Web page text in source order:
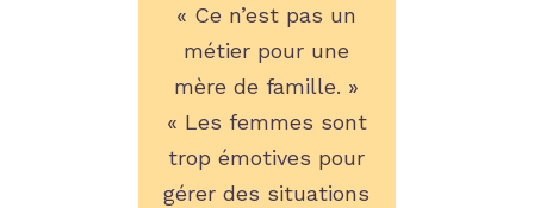
« Ce n’est pas un
métier pour une
mère de famille. »
« Les femmes sont
trop émotives pour
gérer des situations